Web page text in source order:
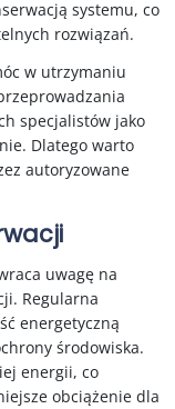
systemu, co
rozwiązań.
w utrzymaniu
specjalistów jako
Dlatego warto
autoryzowane
uwagę na
Regularna
energetyczną
środowiska.
energii, co
obciążenie dla